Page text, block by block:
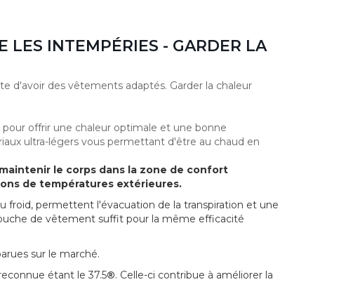
LES INTEMPÉRIES - GARDER LA
d'avoir des vêtements adaptés. Garder la chaleur
offrir une chaleur optimale et une bonne
ultra-légers vous permettant d'être au chaud en
le corps dans la zone de confort
de températures extérieures.
permettent l'évacuation de la transpiration et une
de vêtement suffit pour la même efficacité
sur le marché.
étant le 37.5®. Celle-ci contribue à améliorer la